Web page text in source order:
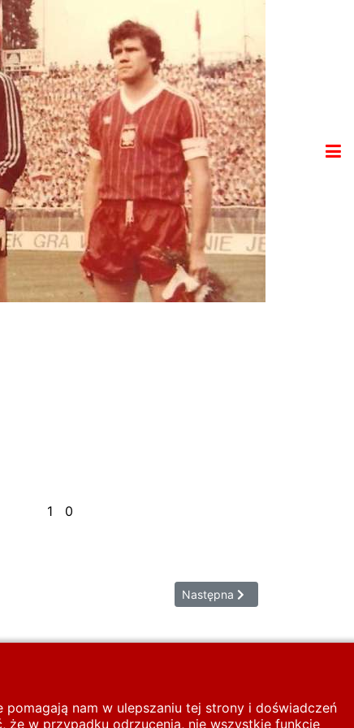
1 0
0
Następna strona:
Następna
nam w ulepszaniu tej strony i doświadczeń
w przypadku odrzucenia, nie wszystkie funkcje